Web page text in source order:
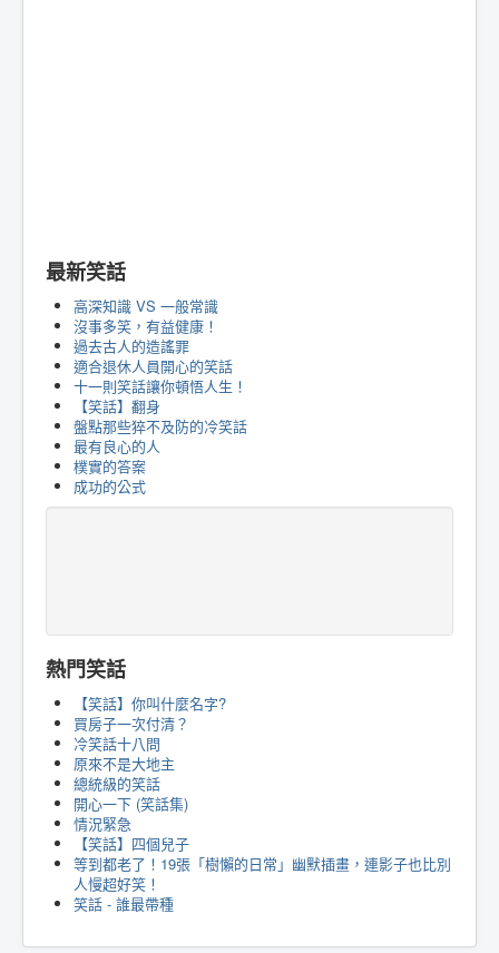
最新笑話
高深知識 VS 一般常識
沒事多笑，有益健康！
過去古人的造謠罪
適合退休人員開心的笑話
十一則笑話讓你頓悟人生！
【笑話】翻身
盤點那些猝不及防的冷笑話
最有良心的人
樸實的答案
成功的公式
熱門笑話
【笑話】你叫什麼名字?
買房子一次付清？
冷笑話十八問
原來不是大地主
總統級的笑話
開心一下 (笑話集)
情況緊急
【笑話】四個兒子
等到都老了！19張「樹懶的日常」幽默插畫，連影子也比別
人慢超好笑！
笑話 - 誰最帶種